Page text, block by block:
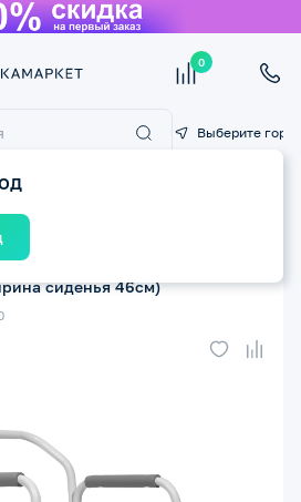
0
Выберите город
сиденья 46см)